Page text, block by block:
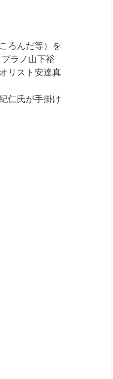
ろんだ等）を
ラノ山下裕
リスト安達真
仁氏が手掛け